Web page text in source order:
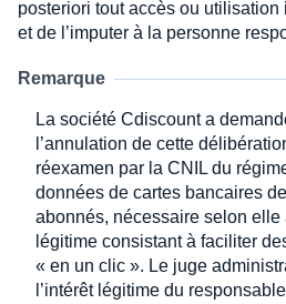
posteriori tout accès ou
et de l’imputer à la personne
Remarque
La société Cdiscount a
l’annulation de cette
réexamen par la CNIL du
données de cartes bancaires
abonnés, nécessaire selon elle
légitime consistant à faciliter
« en un clic ». Le juge
l’intérêt légitime du